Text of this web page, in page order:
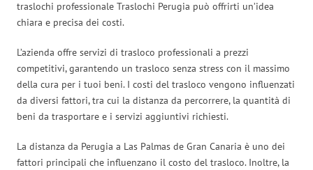
traslochi professionale Traslochi Perugia può offrirti un’idea
chiara e precisa dei costi.
L’azienda offre servizi di trasloco professionali a prezzi
competitivi, garantendo un trasloco senza stress con il massimo
della cura per i tuoi beni. I costi del trasloco vengono influenzati
da diversi fattori, tra cui la distanza da percorrere, la quantità di
beni da trasportare e i servizi aggiuntivi richiesti.
La distanza da Perugia a Las Palmas de Gran Canaria è uno dei
fattori principali che influenzano il costo del trasloco. Inoltre, la